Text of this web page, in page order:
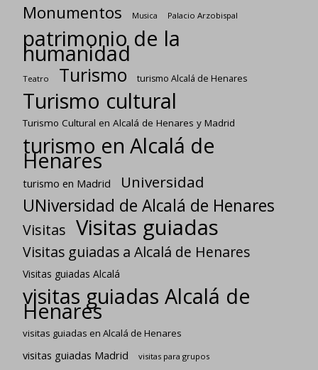
Monumentos Musica Palacio Arzobispal
patrimonio de la
humanidad
Teatro Turismo turismo Alcalá de Henares
Turismo cultural
Turismo Cultural en Alcalá de Henares y Madrid
turismo en Alcalá de
Henares
turismo en Madrid Universidad
UNiversidad de Alcalá de Henares
Visitas Visitas guiadas
Visitas guiadas a Alcalá de Henares
Visitas guiadas Alcalá
visitas guiadas Alcalá de
Henares
visitas guiadas en Alcalá de Henares
visitas guiadas Madrid visitas para grupos